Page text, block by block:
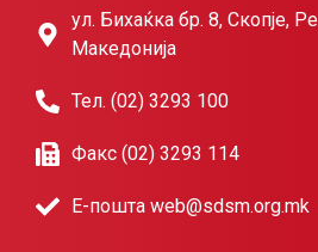
ул. Бихаќка бр. 8, Скопје,
Македонија
Тел. (02) 3293 100
Факс (02) 3293 114
Е-пошта web@sdsm.org.mk